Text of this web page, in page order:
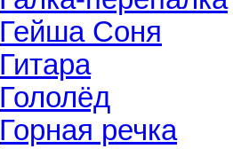
Гейша Соня
Гитара
Гололёд
Горная речка